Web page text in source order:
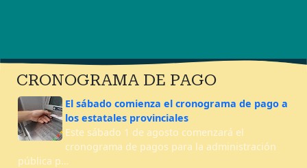
CRONOGRAMA DE PAGO
El sábado comienza el cronograma de pago a
los estatales provinciales
Este sábado 1 de agosto comenzará el
cronograma de pagos para la administración
pública p…